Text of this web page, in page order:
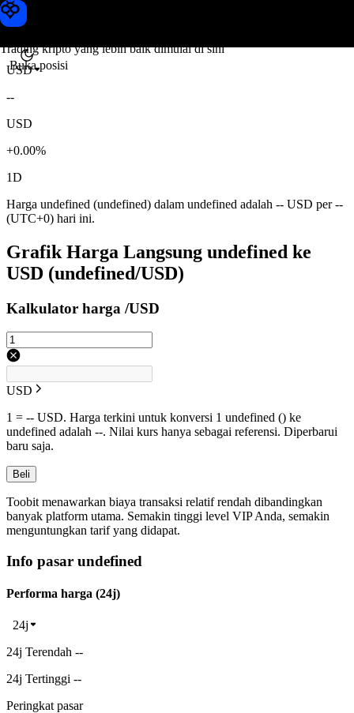
Trading kripto yang lebih baik dimulai di sini
Buka posisi
Harga undefined
USD
--
USD
+0.00%
1D
Harga undefined (undefined) dalam undefined adalah -- USD per --
(UTC+0) hari ini.
Grafik Harga Langsung undefined ke
USD (undefined/USD)
Kalkulator harga /USD
USD
1 = -- USD. Harga terkini untuk konversi 1 undefined () ke
undefined adalah --. Nilai kurs hanya sebagai referensi. Diperbarui
baru saja.
Beli
Toobit menawarkan biaya transaksi relatif rendah dibandingkan
banyak platform utama. Semakin tinggi level VIP Anda, semakin
menguntungkan tarif yang didapat.
Info pasar undefined
Performa harga (24j)
24j
24j Terendah --
24j Tertinggi --
Peringkat pasar